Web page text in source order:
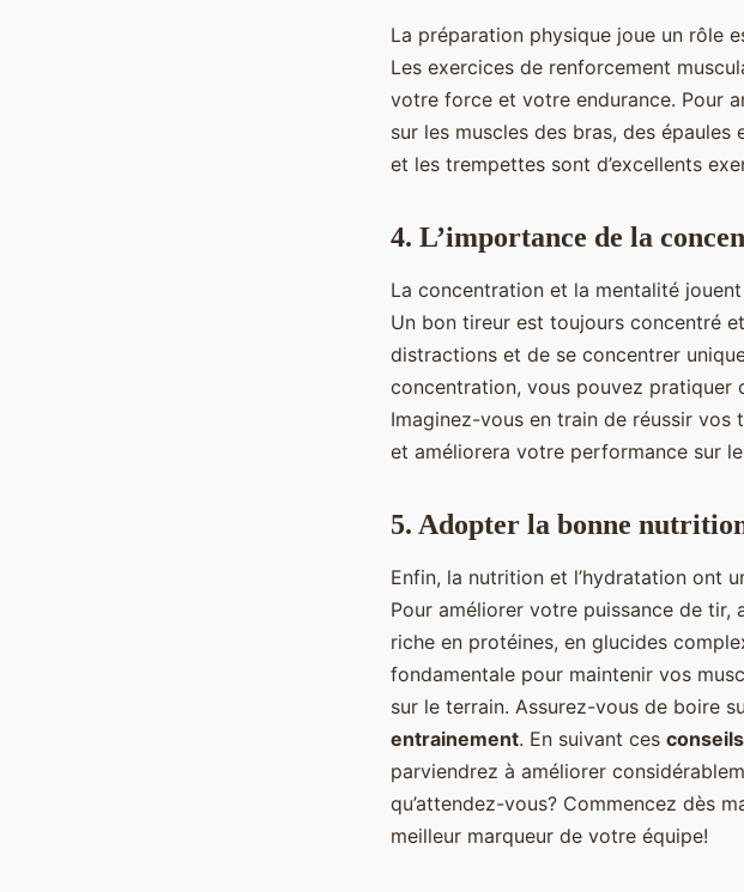
La préparation physique joue un rôle
Les exercices de renforcement
votre force et votre endurance. Pour
sur les muscles des bras, des
et les trempettes sont d’excellents
4. L’importance de la
La concentration et la mentalité
Un bon tireur est toujours concentré
distractions et de se concentrer
concentration, vous pouvez pratiquer
Imaginez-vous en train de réussir
et améliorera votre performance sur
5. Adopter la bonne
Enfin, la nutrition et l’hydratation ont
Pour améliorer votre puissance de tir,
riche en protéines, en glucides
fondamentale pour maintenir vos
sur le terrain. Assurez-vous de boire
entrainement. En suivant ces conseils
parviendrez à améliorer
qu’attendez-vous? Commencez dès
meilleur marqueur de votre équipe!